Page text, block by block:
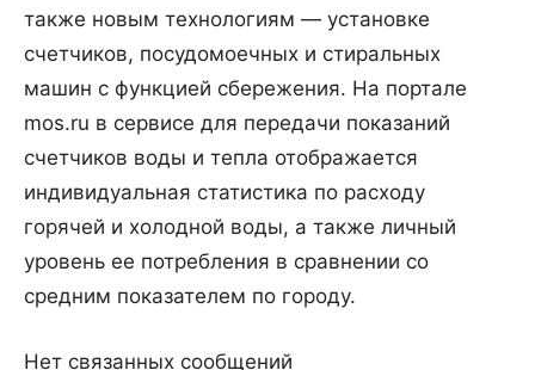
также новым технологиям — установке
счетчиков, посудомоечных и стиральных
машин с функцией сбережения. На портале
mos.ru в сервисе для передачи показаний
счетчиков воды и тепла отображается
индивидуальная статистика по расходу
горячей и холодной воды, а также личный
уровень ее потребления в сравнении со
средним показателем по городу.
Нет связанных сообщений